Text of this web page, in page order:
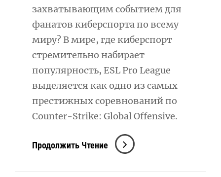
захватывающим событием для
фанатов киберспорта по всему
миру? В мире, где киберспорт
стремительно набирает
популярность, ESL Pro League
выделяется как одно из самых
престижных соревнований по
Counter-Strike: Global Offensive.
Продолжить Чтение ESL
Pro